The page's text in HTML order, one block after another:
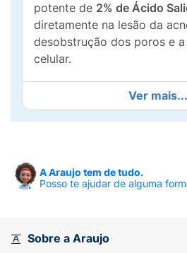
potente de 2% de Ácido
diretamente na lesão da
desobstrução dos poros e
celular.
excesso de oleosidade e
sem manchar.
Ver mais...
A Araujo tem de tudo.
Posso te ajudar de alguma
Sobre a Araujo